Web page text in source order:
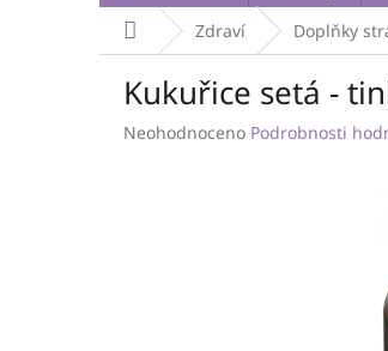
Domů Zdraví Doplňky
Kukuřice setá -
Průměrné
Neohodnoceno Podrobnosti